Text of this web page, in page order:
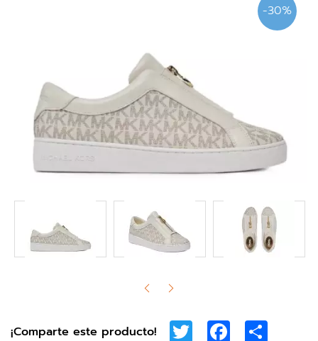
-30%
¡Comparte este producto! Twitter Facebook